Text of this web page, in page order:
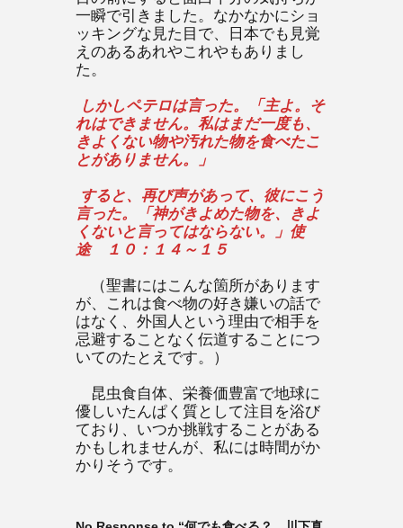
一瞬で引きました。なかなかにショ
ッキングな見た目で、日本でも見覚
えのあるあれやこれやもありまし
た。
しかしペテロは言った。「主よ。そ
れはできません。私はまだ一度も、
きよくない物や汚れた物を食べたこ
とがありません。」
すると、再び声があって、彼にこう
言った。「神がきよめた物を、きよ
くないと言ってはならない。」使
途 １０：１４～１５
（聖書にはこんな箇所があります
が、これは食べ物の好き嫌いの話で
はなく、外国人という理由で相手を
忌避することなく伝道することにつ
いてのたとえです。）
昆虫食自体、栄養価豊富で地球に
優しいたんぱく質として注目を浴び
ており、いつか挑戦することがある
かもしれませんが、私には時間がか
かりそうです。